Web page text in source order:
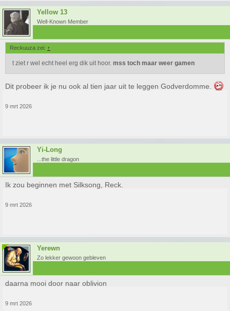
MWUAH GERTJE! Kan best wat worden voor die 25 ekkies dat het gaat
kosten.
Yellow 13
Well-Known Member
Reckuuza zei: ↑
t ziet r wel echt heel erg dik uit hoor. mss toch maar weer gamen
Dit probeer ik je nu ook al tien jaar uit te leggen Godverdomme.
9 mrt 2026
Yi-Long
...the little dragon
Ik zou beginnen met Silksong, Reck.
9 mrt 2026
Yerewn
Zo lekker gewoon gebleven
daarna mooi door naar oblivion
9 mrt 2026